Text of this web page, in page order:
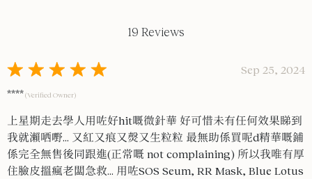
19 Reviews
Sep 25, 2024
****(Verified Owner)
上星期走去學人用咗好hit嘅微針華 好可惜未有任何效果睇到
我就瀨哂嘢... 又紅又痕又㷫又生粒粒 最無助係買呢d精華嘅鋪
係完全無售後同跟進(正常嘅 not complaining) 所以我唯有厚
住臉皮搵瘋老闆急救... 用咗SOS Seum, RR Mask, Blue Lotus